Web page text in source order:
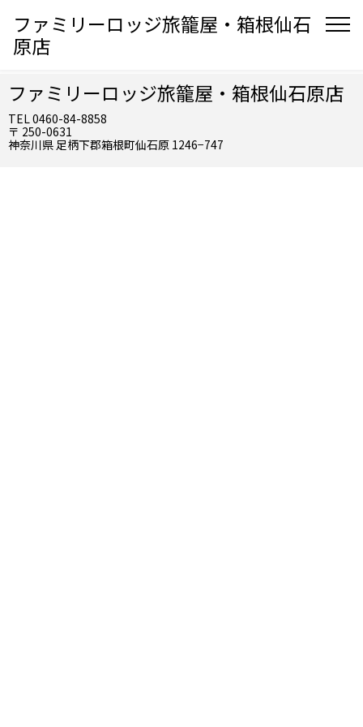
ファミリーロッジ旅籠屋・箱根仙石
原店
ファミリーロッジ旅籠屋・箱根仙石原店
TEL 0460-84-8858
〒 250-0631
神奈川県 足柄下郡箱根町仙石原 1246−747